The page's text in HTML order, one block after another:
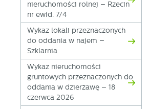
nieruchomości rolnej – Rzecin
nr ewid. 7/4
Wykaz lokali przeznaczonych
do oddania w najem –
Szklarnia
Wykaz nieruchomości
gruntowych przeznaczonych do
oddania w dzierżawę – 18
czerwca 2026